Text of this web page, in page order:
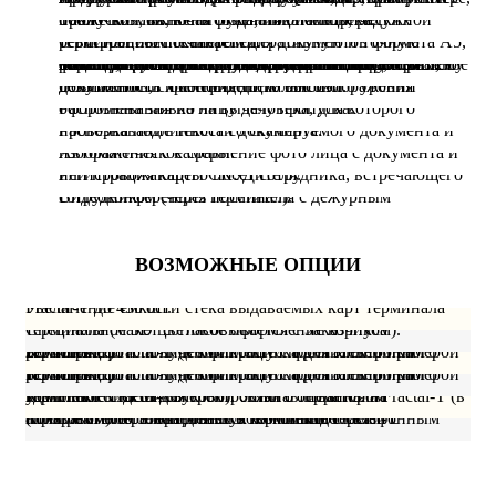
Также возможность создания биометрических пропусков, включая отпечаток пальца, радужной оболочки глаз, вены руки, лица человека.
С встроенным сканером для документов формата A5, терминал обеспечивает оперативную и точную регистрацию посетителей.
Терминал может обеспечивать комплексную систему фиксации посетителей, включая разнообразные опции для сбора и обработки данных при регистрации и процессе идентификации. Возможное оснащение, USB-камерой, фронтальной камерой 2.0 Мпикс., фронтальной камерой 1.3 Мпикс., комплектом видео и звуковой связи с оператором, комплектом оператора для звуковой и видеосвязи с пользователем электронного терминала.
Возможность хранения до 10 000 изображений документов, с обеспечением высокого уровня безопасности и конфиденциальности.
Распознавания по лицу человека, для которого оформлена заявка на выдачу пропуска.
Распознавание текста со сканируемого документа и проверка подлинности документа.
Автоматическое сравнение фото лица с документа и изображения с камеры.
Регистрация карты СКУД сотрудника, встречающего или провожающего посетителя.
Видеоконференция посетителя с дежурным сотрудником (через терминал).
ВОЗМОЖНЫЕ ОПЦИИ
Увеличение емкости стека выдаваемых карт терминала Fractal-T до 450 шт.
Специальное 3D цветовое оформление корпуса терминала (макет согласовывается с Заказчиком).
Комплект фото и видео фиксации посетителей при регистрации и получении пропуска для электронного терминала Fractal-T (в комплекте с фронтальной камерой 2.0 Мпикс.).
Комплект фото и видео фиксации посетителей при регистрации и получении пропуска для электронного терминала Fractal-T (в комплекте с фронтальной камерой 1.3 Мпикс.).
Комплект видео и звуковой связи с оператором удаленного АРМ для электронного терминала Fractal-T (в комплекте с USB-камерой). Устанавливается на терминале Fractal-T.
Комплект оператора для звуковой и видеосвязи с пользователем электронного терминала Fractal-T (программное обеспечение в комплекте с телефонным аппаратом). Устанавливается на компьютере.